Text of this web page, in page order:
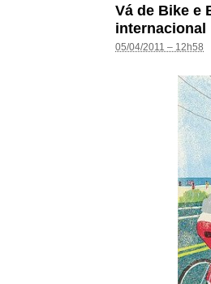
Vá de Bike e
internacional
05/04/2011 – 12h58